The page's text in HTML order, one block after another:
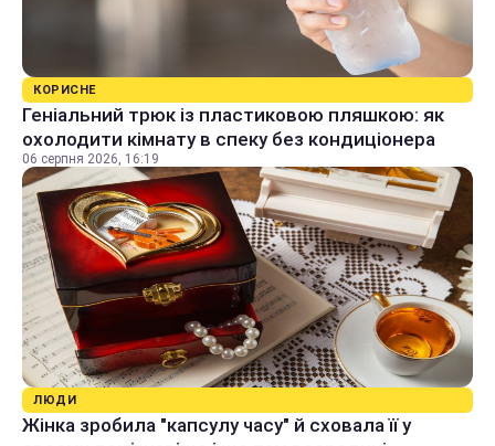
КОРИСНЕ
Геніальний трюк із пластиковою пляшкою: як
охолодити кімнату в спеку без кондиціонера
06 серпня 2026, 16:19
ЛЮДИ
Жінка зробила "капсулу часу" й сховала її у